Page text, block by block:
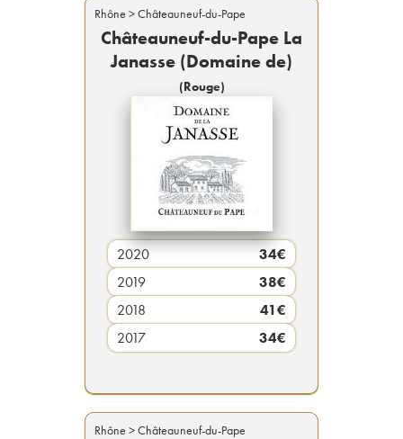
Rhône > Châteauneuf-du-Pape
Châteauneuf-du-Pape La
Janasse (Domaine de)
(Rouge)
2020 34€
2019
38€
2018
41€
2017
34€
Rhône > Châteauneuf-du-Pape